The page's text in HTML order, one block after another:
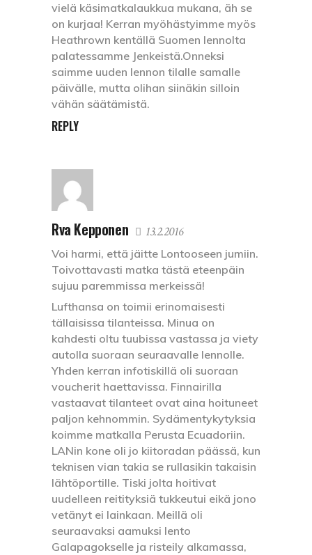
vielä käsimatkalaukkua mukana, äh se
on kurjaa! Kerran myöhästyimme myös
Heathrown kentällä Suomen lennolta
palatessamme Jenkeistä.Onneksi
saimme uuden lennon tilalle samalle
päivälle, mutta olihan siinäkin silloin
vähän säätämistä.
REPLY
Rva Kepponen 13.2.2016
Voi harmi, että jäitte Lontooseen jumiin.
Toivottavasti matka tästä eteenpäin
sujuu paremmissa merkeissä!
Lufthansa on toimii erinomaisesti
tällaisissa tilanteissa. Minua on
kahdesti oltu tuubissa vastassa ja viety
autolla suoraan seuraavalle lennolle.
Yhden kerran infotiskillä oli suoraan
voucherit haettavissa. Finnairilla
vastaavat tilanteet ovat aina hoituneet
paljon kehnommin. Sydämentykytyksia
koimme matkalla Perusta Ecuadoriin.
LANin kone oli jo kiitoradan päässä, kun
teknisen vian takia se rullasikin takaisin
lähtöportille. Tiski jolta hoitivat
uudelleen reitityksiä tukkeutui eikä jono
vetänyt ei lainkaan. Meillä oli
seuraavaksi aamuksi lento
Galapagokselle ja risteily alkamassa,